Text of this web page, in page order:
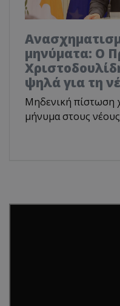
μηνύματα: Ο
ψηλά για τη
Μηδενική πίστωση
μήνυμα στους